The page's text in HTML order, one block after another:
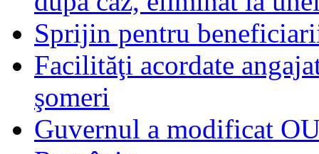
Sprijin pentru
Facilităţi acordate
şomeri
Guvernul a modificat